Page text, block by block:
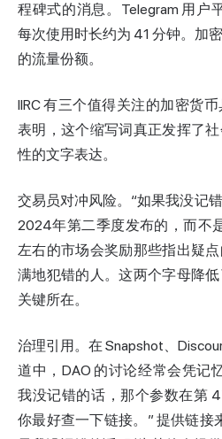
程碑式的消息。Telegram 用户
每次使用时长约为 41 分钟。加
的流量份额。
IIRC 有三个值得关注的加密货
表明，这个缩写词真正发挥了
性的文字表达。
交易员对冲风险。“如果我没记
2024年第二季度发布的，而不
左右的市场会奖励那些指出疑
满地犯错的人。这两个字母降
关键所在。
治理引用。在 Snapshot、
道中，DAO 的讨论经常会凭记
我没记错的话，那个参数在第
你最好查一下链接。” 提供链接